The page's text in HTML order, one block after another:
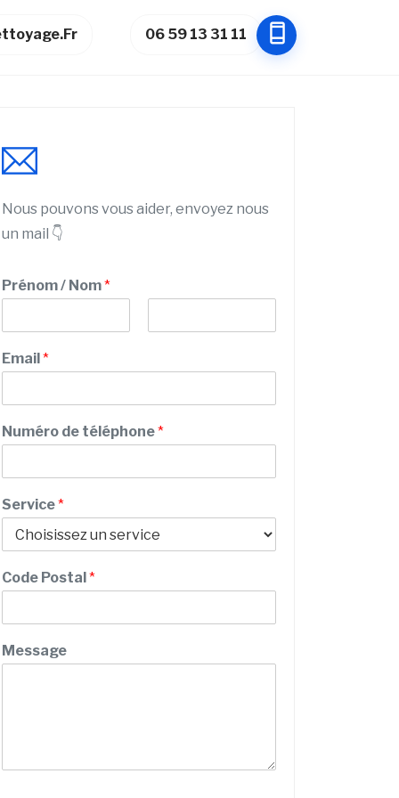
06 59 13 31 11
Nous pouvons vous aider, envoyez nous
un mail 👇
Prénom / Nom*
r
é
m
Email*
Numéro de téléphone*
Service*
Code Postal*
P
r
m
Message